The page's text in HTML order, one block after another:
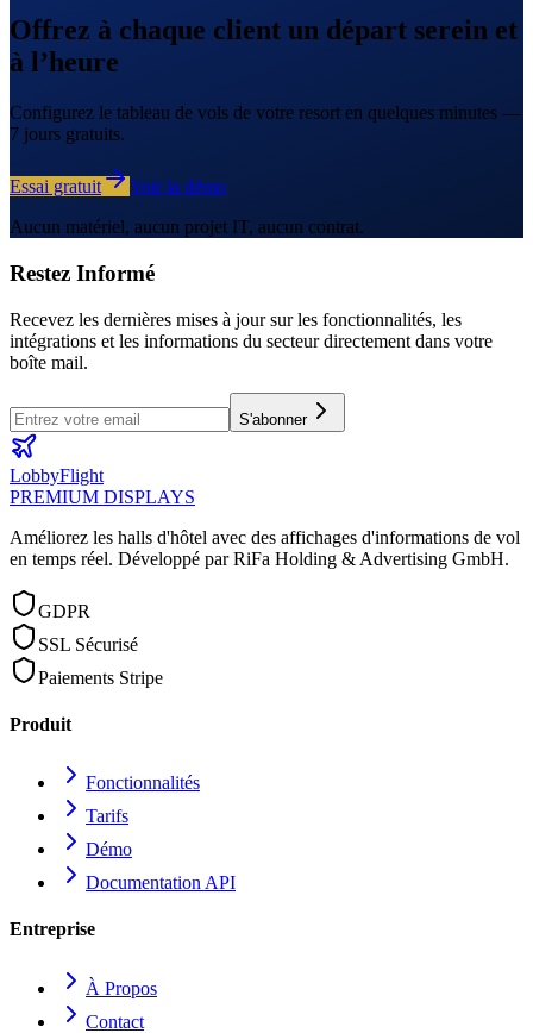
Offrez à chaque client un départ serein et
à l’heure
Configurez le tableau de vols de votre resort en quelques minutes —
7 jours gratuits.
Essai gratuit
Voir la démo
Aucun matériel, aucun projet IT, aucun contrat.
Restez Informé
Recevez les dernières mises à jour sur les fonctionnalités, les
intégrations et les informations du secteur directement dans votre
boîte mail.
S'abonner
LobbyFlight
PREMIUM DISPLAYS
Améliorez les halls d'hôtel avec des affichages d'informations de vol
en temps réel. Développé par RiFa Holding & Advertising GmbH.
GDPR
SSL Sécurisé
Paiements Stripe
Produit
Fonctionnalités
Tarifs
Démo
Documentation API
Entreprise
À Propos
Contact